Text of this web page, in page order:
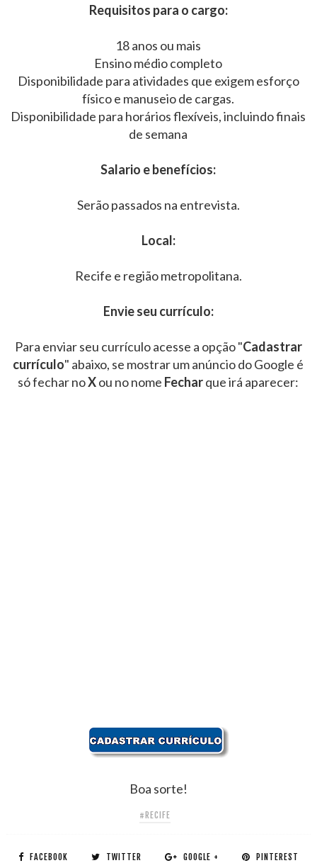
Requisitos para o cargo:
18 anos ou mais
Ensino médio completo
Disponibilidade para atividades que exigem esforço
físico e manuseio de cargas.
Disponibilidade para horários flexíveis, incluindo finais
de semana
Salario e benefícios:
Serão passados na entrevista.
Local:
Recife e região metropolitana.
Envie seu currículo:
Para enviar seu currículo acesse a opção "Cadastrar
currículo" abaixo, se mostrar um anúncio do Google é
só fechar noXou no nome Fecharque irá aparecer:
Boa sorte!
#RECIFE
FACEBOOK TWITTER GOOGLE + PINTEREST